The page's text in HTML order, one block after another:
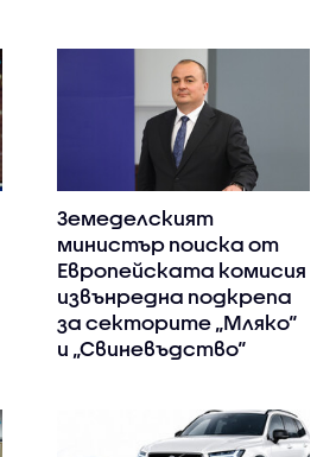
Земеделският
министър поиска от
Европейската комисия
извънредна подкрепа
за секторите „Мляко“
и „Свиневъдство“